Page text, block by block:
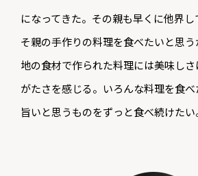
になってきた。その親も早くに他界
そ親の手作りの料理を食べたいと思う
地の食材で作られた料理には美味し
がたさを感じる。いろんな料理を食べ
旨いと思うものをずっと食べ続けたい